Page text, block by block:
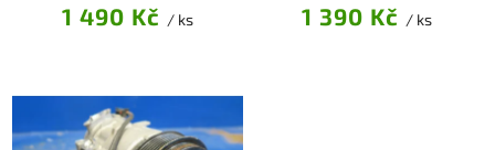
1 490 Kč / ks 1 390 Kč / ks